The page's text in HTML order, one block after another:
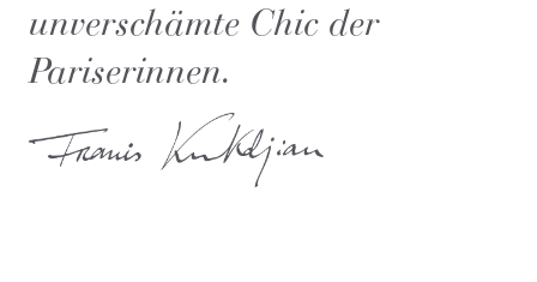
unverschämte Chic der
Pariserinnen.